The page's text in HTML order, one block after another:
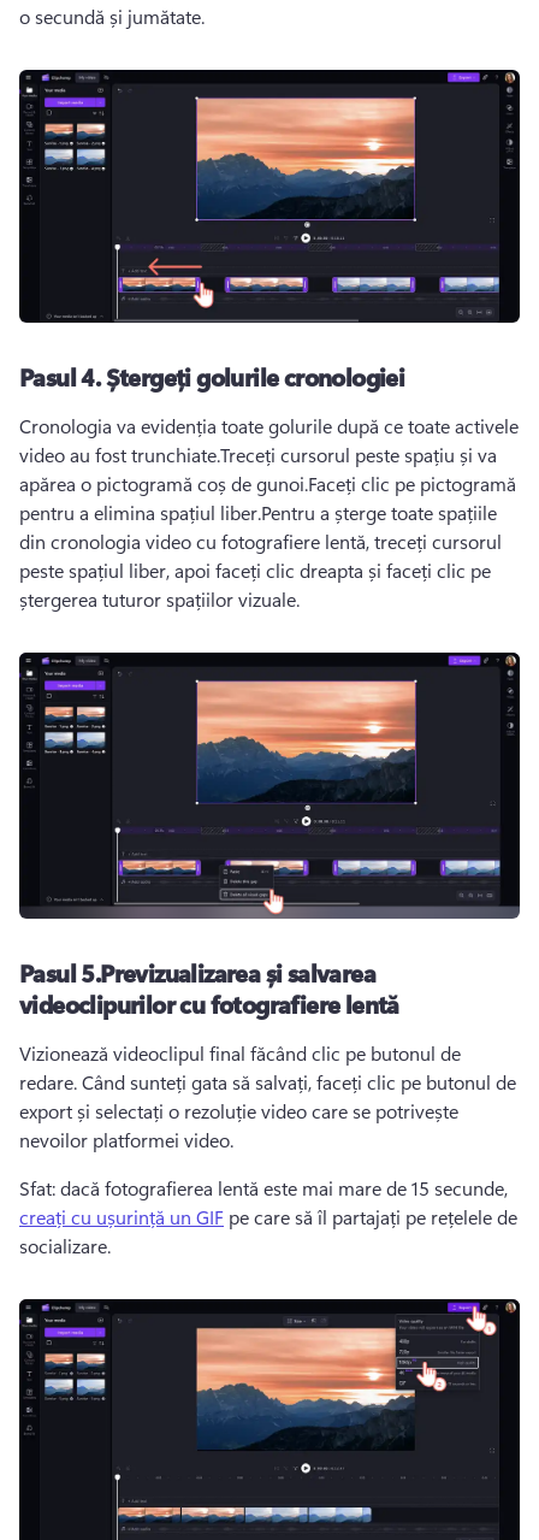
o secundă și jumătate.
Pasul 4. Ștergeți golurile cronologiei
Cronologia va evidenția toate golurile după ce toate activele
video au fost trunchiate.Treceți cursorul peste spațiu și va
apărea o pictogramă coș de gunoi.Faceți clic pe pictogramă
pentru a elimina spațiul liber.Pentru a șterge toate spațiile
din cronologia video cu fotografiere lentă, treceți cursorul
peste spațiul liber, apoi faceți clic dreapta și faceți clic pe
ștergerea tuturor spațiilor vizuale.
Pasul 5.Previzualizarea și salvarea
videoclipurilor cu fotografiere lentă
Vizionează videoclipul final făcând clic pe butonul de
redare. Când sunteți gata să salvați, faceți clic pe butonul de
export și selectați o rezoluție video care se potrivește
nevoilor platformei video.
Sfat: dacă fotografierea lentă este mai mare de 15 secunde,
creați cu ușurință un GIF pe care să îl partajați pe rețelele de
socializare.